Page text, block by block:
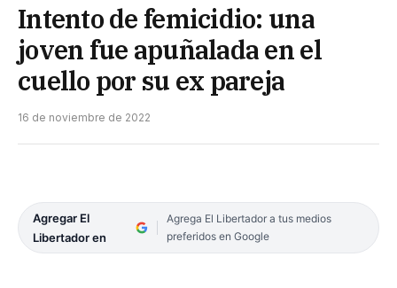
Intento de femicidio: una
joven fue apuñalada en el
cuello por su ex pareja
16 de noviembre de 2022
Agregar El
Libertador en
Agrega El Libertador a tus medios
preferidos en Google